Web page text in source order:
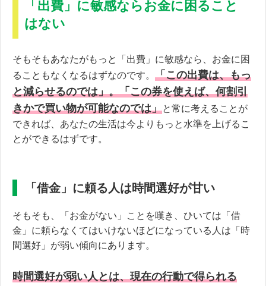
「出費」に敏感ならお金に困ること
はない
そもそもあなたがもっと「出費」に敏感なら、お金に困
ることもなくなるはずなのです。 「この出費は、もっ
と減らせるのでは」。「この券を使えば、何割引
きかで買い物が可能なのでは」と常に考えることが
できれば、あなたの生活は今よりもっと水準を上げるこ
とができるはずです。
「借金」に頼る人は時間選好が甘い
そもそも、「お金がない」ことを嘆き、ひいては「借
金」に頼らなくてはいけないほどになっている人は「時
間選好」が弱い傾向にあります。
時間選好が弱い人とは、現在の行動で得られる